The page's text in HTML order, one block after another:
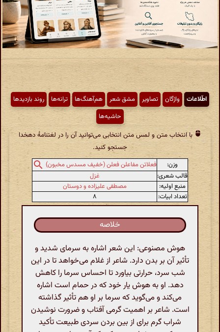
اطّلاعات واژگان تصاویر مشق شعر هم‌آهنگ‌ها ترانه‌ها
روند بازدیدها
حاشیه‌ها
با انتخاب متن و لمس متن انتخابی می‌توانید آن را در لغتنامهٔ دهخدا
جستجو کنید.
وزن:
فعلاتن مفاعلن فعلن (خفیف مسدس مخبون)
قالب شعری:
غزل
منبع اولیه:
مصطفی علیزاده و دوستان
تعداد ابیات:
۸
خلاصه
هوش مصنوعی: این شعر اشاره به سرمای شدید و
تأثیر آن بر بدن دارد. شاعر از غلام می‌خواهد تا در این
شب سرد، حرارتی بیاورد تا احساس سرما را کاهش
دهد. او به هوش یار خود که در حمام است اشاره
می‌کند و می‌گوید که سرما بر او هم تأثیر گذاشته
است. شاعر بر اهمیت گرمی آفتاب و ضرورت نوشیدن
شراب گرم برای از بین بردن سردی طبیعت تأکید